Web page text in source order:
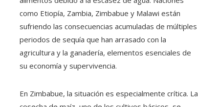
como Etiopía, Zambia, Zimbabue y Malawi están
sufriendo las consecuencias acumuladas de múltiples
periodos de sequía que han arrasado con la
agricultura y la ganadería, elementos esenciales de
su economía y supervivencia.
En Zimbabue, la situación es especialmente crítica. La